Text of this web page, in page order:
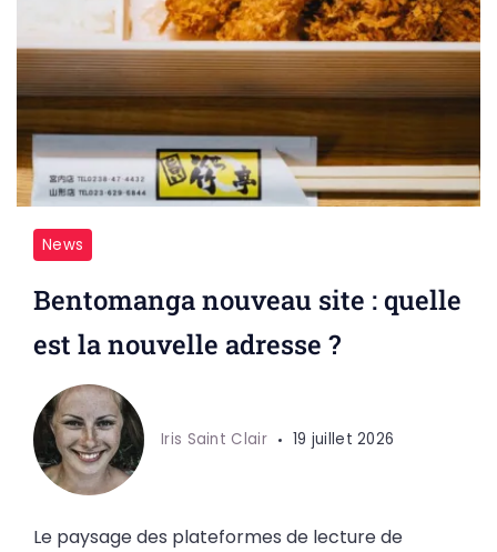
News
Bentomanga nouveau site : quelle
est la nouvelle adresse ?
Iris Saint Clair 19 juillet 2026
Le paysage des plateformes de lecture de